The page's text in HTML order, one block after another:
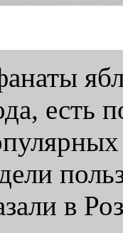
есть
в